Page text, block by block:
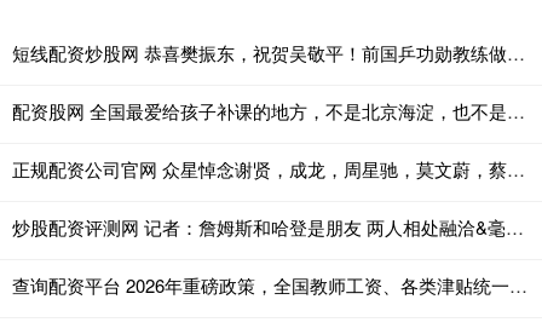
短线配资炒股网 恭喜樊振东，祝贺吴敬平！前国乒功勋教练做出重要决定：师徒重逢
配资股网 全国最爱给孩子补课的地方，不是北京海淀，也不是江苏、浙江。 而是东北
正规配资公司官网 众星悼念谢贤，成龙，周星驰，莫文蔚，蔡卓妍，舒淇等艺人发文悼念
炒股配资评测网 记者：詹姆斯和哈登是朋友 两人相处融洽&毫无芥蒂
查询配资平台 2026年重磅政策，全国教师工资、各类津贴统一划定标准